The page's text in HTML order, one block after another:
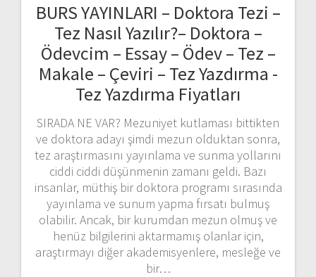
BURS YAYINLARI – Doktora Tezi –
Tez Nasıl Yazılır?– Doktora –
Ödevcim – Essay – Ödev – Tez –
Makale – Çeviri – Tez Yazdırma -
Tez Yazdırma Fiyatları
SIRADA NE VAR? Mezuniyet kutlaması bittikten
ve doktora adayı şimdi mezun olduktan sonra,
tez araştırmasını yayınlama ve sunma yollarını
ciddi ciddi düşünmenin zamanı geldi. Bazı
insanlar, müthiş bir doktora programı sırasında
yayınlama ve sunum yapma fırsatı bulmuş
olabilir. Ancak, bir kurumdan mezun olmuş ve
henüz bilgilerini aktarmamış olanlar için,
araştırmayı diğer akademisyenlere, mesleğe ve
bir…